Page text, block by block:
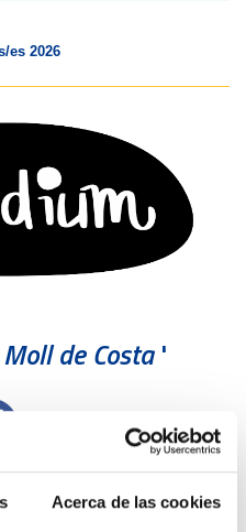
Acerca de las cookies
es 2026
Moll de Costa'